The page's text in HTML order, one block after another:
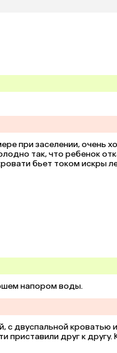
при заселении, очень
так, что ребенок
бьет током искры
напором воды.
двуспальной кроватью
приставили друг к